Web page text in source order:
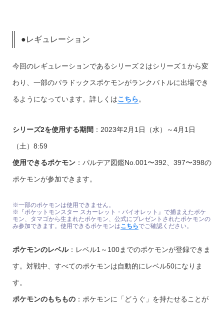
●レギュレーション
今回のレギュレーションであるシリーズ２はシリーズ１から変
わり、一部のパラドックスポケモンがランクバトルに出場でき
るようになっています。詳しくはこちら。
シリーズ2を使用する期間 ：2023年2月1日（水）～4月1日
（土）8:59
使用できるポケモン：パルデア図鑑No.001〜392、397〜398の
ポケモンが参加できます。
※一部のポケモンは使用できません。
※『ポケットモンスター スカーレット・バイオレット』で捕まえたポケ
モン、タマゴから生まれたポケモン、公式にプレゼントされたポケモンの
み参加できます。使用できるポケモンはこちらでご確認ください。
ポケモンのレベル：レベル1～100までのポケモンが登録できま
す。対戦中、すべてのポケモンは自動的にレベル50になりま
す。
ポケモンのもちもの：ポケモンに「どうぐ」を持たせることが